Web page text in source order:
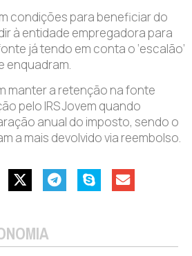
condições para beneficiar do
à entidade empregadora para
já tendo em conta o ‘escalão’
enquadram.
manter a retenção na fonte
pelo IRS Jovem quando
anual do imposto, sendo o
a mais devolvido via reembolso.